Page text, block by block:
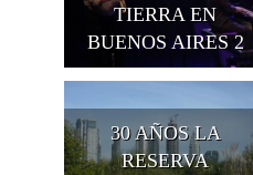
TIERRA EN
BUENOS AIRES 2
30 AÑOS LA
RESERVA